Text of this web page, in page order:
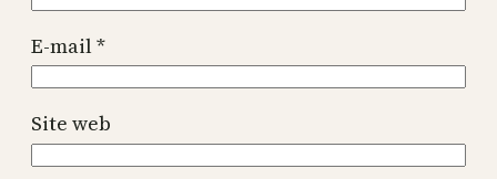
E-mail*
Site web